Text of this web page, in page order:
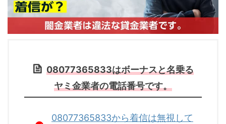
08077365833はボーナスと名乗る
ヤミ金業者の電話番号です。
08077365833から着信は無視して